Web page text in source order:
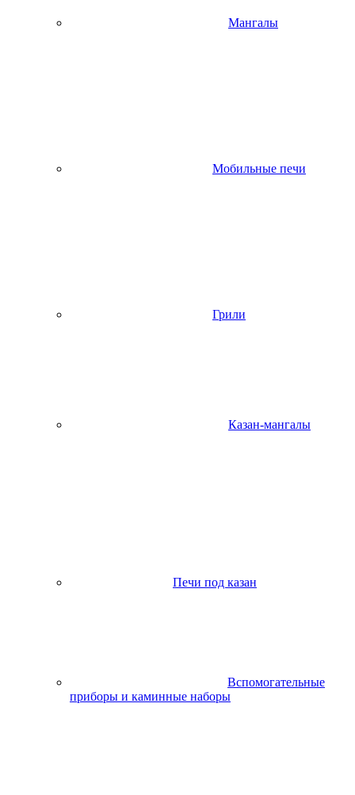
Мангалы
Мобильные печи
Грили
Казан-мангалы
Печи под казан
Вспомогательные
приборы и каминные наборы